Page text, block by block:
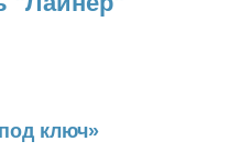
ключ»